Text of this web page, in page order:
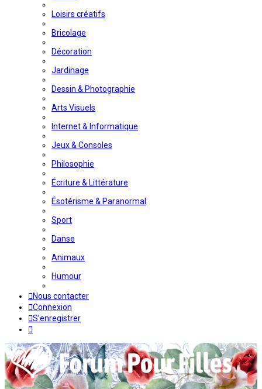
Loisirs créatifs
Bricolage
Décoration
Jardinage
Dessin & Photographie
Arts Visuels
Internet & Informatique
Jeux & Consoles
Philosophie
Écriture & Littérature
Ésotérisme & Paranormal
Sport
Danse
Animaux
Humour
Nous contacter
Connexion
S’enregistrer